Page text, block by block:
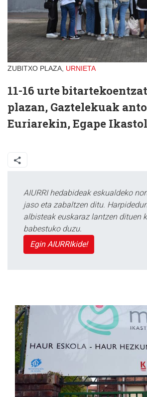
ZUBITXO PLAZA, URNIETA
11-16 urte
plazan, Gaztelekuak
Euriarekin, Egape
AIURRI hedabideak eskualdeko
jaso eta zabaltzen ditu.
albisteak euskaraz lantzen dituen
babestuko duzu.
Egin AIURRIkide!